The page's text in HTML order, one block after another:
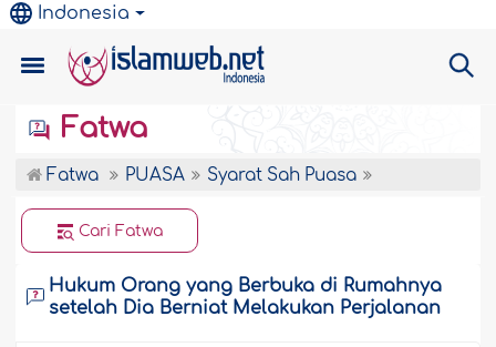
Indonesia
Fatwa
Fatwa PUASA Syarat Sah Puasa
Cari Fatwa
Hukum Orang yang Berbuka di Rumahnya
setelah Dia Berniat Melakukan Perjalanan